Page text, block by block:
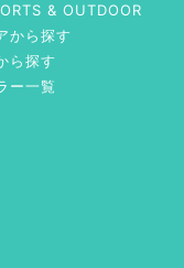
& OUTDOOR
から探す
ら探す
ー一覧